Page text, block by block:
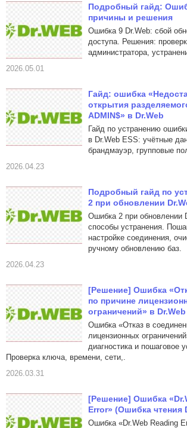
Подробный гайд:
причины и решения
Ошибка 9 Dr.Web: сбой
доступа. Решения:
администратора,
2026.05.01
Гайд: ошибка
открытия
ADMIN$» в Dr.Web
Гайд по устранению
в Dr.Web ESS: учётные
брандмауэр, групповые
2026.04.23
Подробный гайд по
2 при обновлении
Ошибка 2 при обновлении
способы устранения.
настройке соединения,
ручному обновлению баз.
2026.04.23
[Решение] Ошибка
по причине
ограничений» в Dr.Web
Ошибка «Отказ в
лицензионных
диагностика и пошаговое
Проверка ключа, времени, сети,.
2026.03.31
[Решение] Ошибка
Error» (Ошибка чтения
Ошибка «Dr.Web Reading